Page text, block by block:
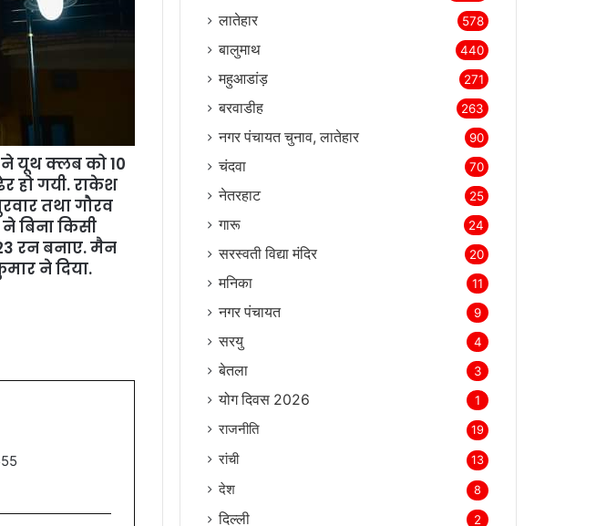
यूथ क्लब को 10
हो गयी. राकेश
तथा गौरव
बिना किसी
रन बनाए. मैन
ने दिया.
लातेहार 578
बालुमाथ 440
महुआडांड़ 271
बरवाडीह 263
नगर पंचायत चुनाव, लातेहार 90
चंदवा 70
नेतरहाट 25
गारू 24
सरस्‍वती विद्या मंदिर 20
मनिका 11
नगर पंचायत 9
सरयु 4
बेतला 3
योग दिवस 2026 1
राजनीति 19
रांची 13
देश 8
दिल्‍ली 2